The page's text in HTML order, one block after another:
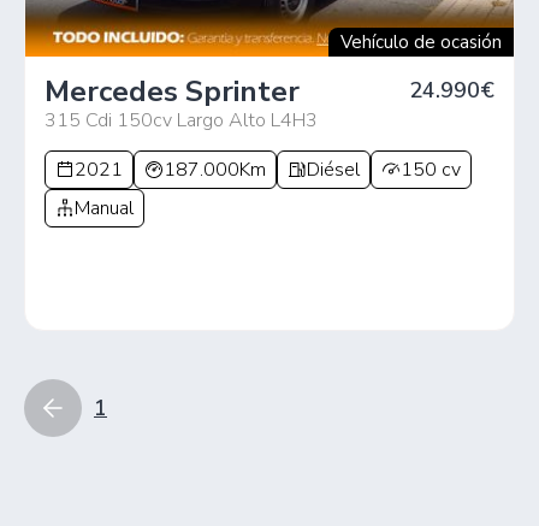
Vehículo de ocasión
Mercedes Sprinter
315 Cdi 150cv Largo Alto L4H3
24.990€
2021 187.000Km Diésel
150 cv
Manual
1